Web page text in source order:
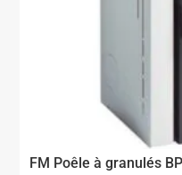
FM Poêle à granulés